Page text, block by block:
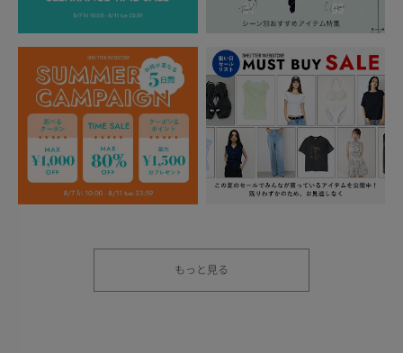
もっと見る